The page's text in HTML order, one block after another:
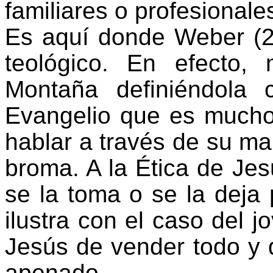
familiares o
Es aquí donde Weber
teológico. En efecto,
Montaña
Evangelio que es
hablar a través de su
broma. A la Ética de
se la toma o se la deja
ilustra con el caso del
Jesús de vender todo y